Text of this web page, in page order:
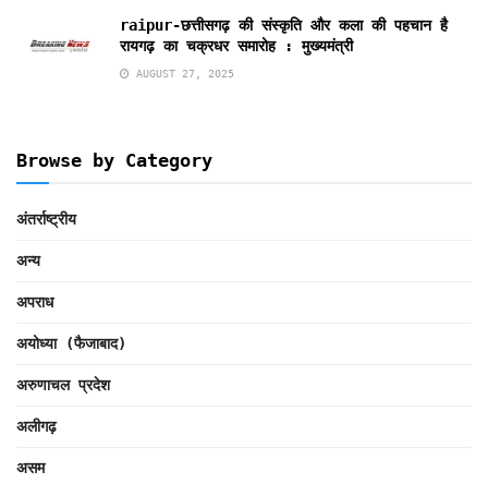
raipur-छत्तीसगढ़ की संस्कृति और कला की पहचान है
रायगढ़ का चक्रधर समारोह : मुख्यमंत्री
AUGUST 27, 2025
Browse by Category
अंतर्राष्ट्रीय
अन्य
अपराध
अयोध्या (फैजाबाद)
अरुणाचल प्रदेश
अलीगढ़
असम